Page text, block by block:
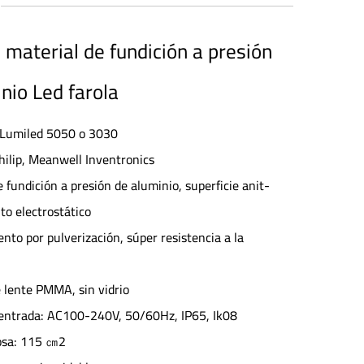
de fundición a presión
Led farola
5050 o 3030
Meanwell Inventronics
fundición a presión de aluminio, superficie anit-
electrostático
por pulverización, súper resistencia a la
PMMA, sin vidrio
AC100-240V, 50/60Hz, IP65, Ik08
115 ㎝2